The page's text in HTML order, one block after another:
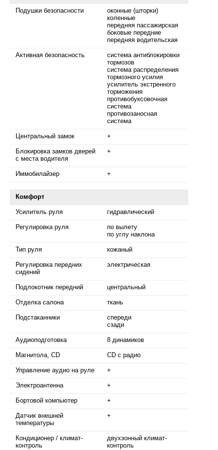
Подушки безопасности
оконные (шторки)
коленные
передняя пассажирская
боковые передние
передняя водительская
Активная безопасность
система антиблокировки
тормозов
система распределения
тормозного усилия
усилитель экстренного
торможения
противобуксовочная
система
противозаносная
система
Центральный замок +
Блокировка замков дверей
с места водителя
+
Иммобилайзер +
Комфорт
Усилитель руля гидравлический
Регулировка руля
по вылету
по углу наклона
Тип руля кожаный
Регулировка передних
сидений
электрическая
Подлокотник передний центральный
Отделка салона ткань
Подстаканники
спереди
сзади
Аудиоподготовка 8 динамиков
Магнитола, CD CD с радио
Управление аудио на руле +
Электроантенна +
Бортовой компьютер +
Датчик внешней
температуры
+
Кондиционер / климат-
контроль
двухзонный климат-
контроль